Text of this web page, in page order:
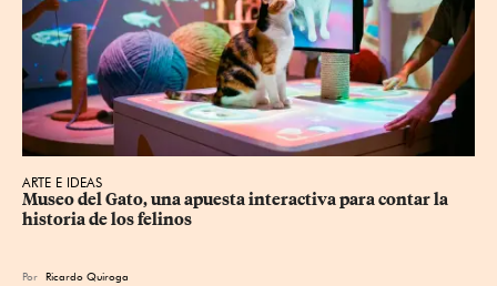
ARTE E IDEAS
Museo del Gato, una apuesta interactiva para contar la
historia de los felinos
Por Ricardo Quiroga